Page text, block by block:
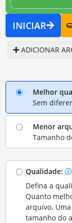
INICIAR
ADICIONAR
Melhor
Sem
Menor
Tamanho
Qualidade:
Defina a
Quanto
arquivo.
tamanho do